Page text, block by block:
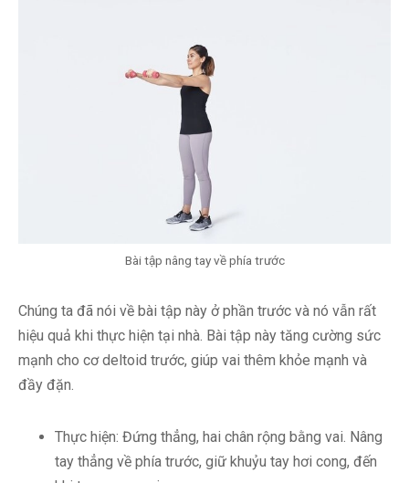
Bài tập nâng tay về phía trước
Chúng ta đã nói về bài tập này ở phần trước và nó vẫn rất
hiệu quả khi thực hiện tại nhà. Bài tập này tăng cường sức
mạnh cho cơ deltoid trước, giúp vai thêm khỏe mạnh và
đầy đặn.
Thực hiện: Đứng thẳng, hai chân rộng bằng vai. Nâng
tay thẳng về phía trước, giữ khuỷu tay hơi cong, đến